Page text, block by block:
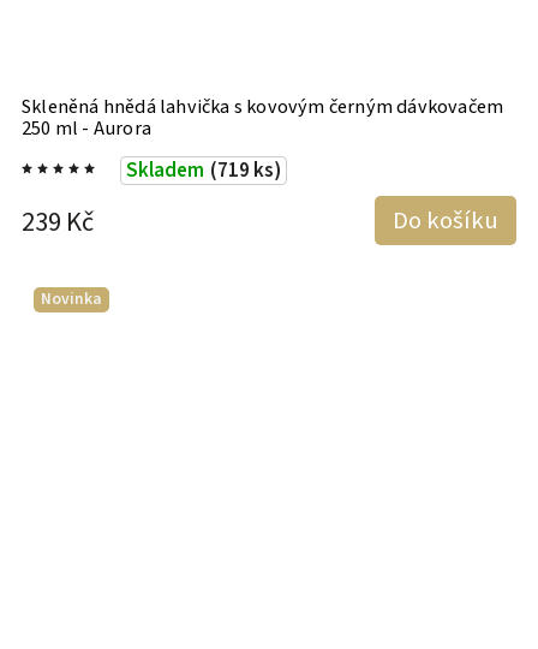
Skleněná hnědá lahvička s kovovým černým dávkovačem
250 ml - Aurora
Skladem (719 ks)
239 Kč Do košíku
Novinka